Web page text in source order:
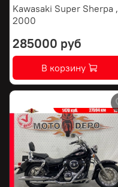
Kawasaki Super Sherpa ,
2000
285000 руб
В корзину